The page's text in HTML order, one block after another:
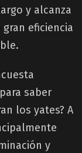
y alcanza
eficiencia
saber
los yates? A
y